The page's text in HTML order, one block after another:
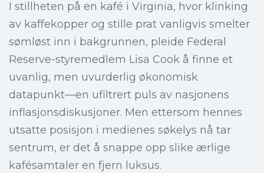
I stillheten på en kafé i Virginia, hvor klinking
av kaffekopper og stille prat vanligvis smelter
sømløst inn i bakgrunnen, pleide Federal
Reserve-styremedlem Lisa Cook å finne et
uvanlig, men uvurderlig økonomisk
datapunkt—en ufiltrert puls av nasjonens
inflasjonsdiskusjoner. Men ettersom hennes
utsatte posisjon i medienes søkelys nå tar
sentrum, er det å snappe opp slike ærlige
kafésamtaler en fjern luksus.